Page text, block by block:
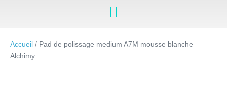
Accueil / Pad de polissage medium A7M mousse blanche –
Alchimy